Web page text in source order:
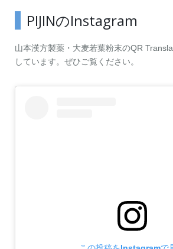
PIJINのInstagram
山本漢方製薬・大麦若葉粉末のQR
しています。ぜひご覧ください。